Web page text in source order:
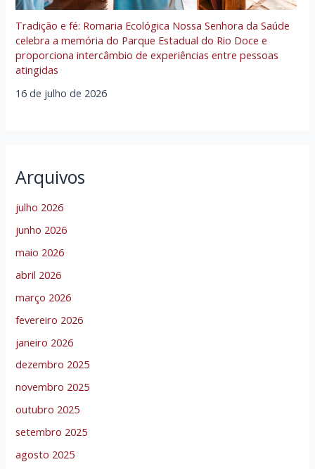
Tradição e fé: Romaria Ecológica Nossa Senhora da Saúde
celebra a memória do Parque Estadual do Rio Doce e
proporciona intercâmbio de experiências entre pessoas
atingidas
16 de julho de 2026
Arquivos
julho 2026
junho 2026
maio 2026
abril 2026
março 2026
fevereiro 2026
janeiro 2026
dezembro 2025
novembro 2025
outubro 2025
setembro 2025
agosto 2025